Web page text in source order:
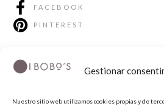
Gestionar
Nuestro sitio web utilizamos cookies propias y de
FACEBOOK
PINTEREST